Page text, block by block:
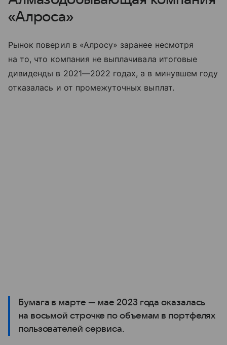
«Алроса»
Рынок поверил в «Алросу» заранее несмотря
на то, что компания не выплачивала итоговые
дивиденды в 2021—2022 годах, а в минувшем году
отказалась и от промежуточных выплат.
Бумага в марте — мае 2023 года оказалась
на восьмой строчке по объемам в портфелях
пользователей сервиса.